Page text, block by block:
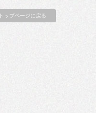
トップページに戻る